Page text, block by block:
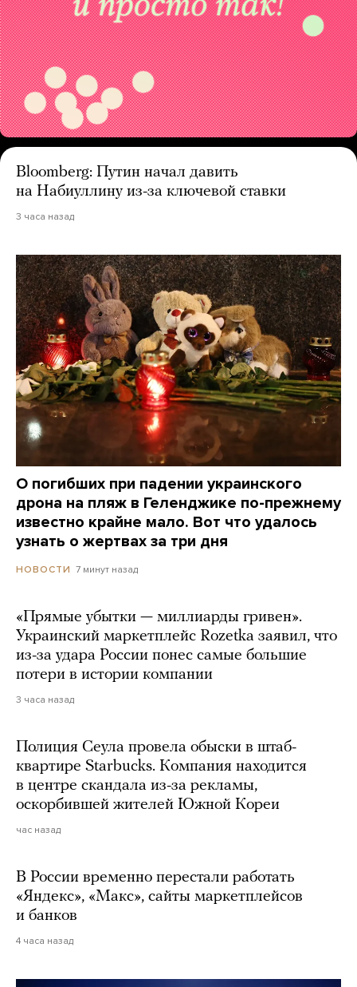
Bloomberg: Путин начал давить
на Набиуллину из-за ключевой ставки
3 часа назад
О погибших при падении украинского
дрона на пляж в Геленджике по-прежнему
известно крайне мало. Вот что удалось
узнать о жертвах за три дня
НОВОСТИ 7 минут назад
«Прямые убытки — миллиарды гривен».
Украинский маркетплейс Rozetka заявил, что
из-за удара России понес самые большие
потери в истории компании
3 часа назад
Полиция Сеула провела обыски в штаб-
квартире Starbucks. Компания находится
в центре скандала из-за рекламы,
оскорбившей жителей Южной Кореи
час назад
В России временно перестали работать
«Яндекс», «Макс», сайты маркетплейсов
и банков
4 часа назад